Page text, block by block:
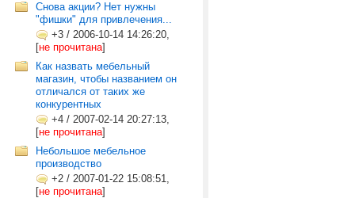
Снова акции? Нет нужны
"фишки" для привлечения...
+3 / 2006-10-14 14:26:20,
[не прочитана]
Как назвать мебельный
магазин, чтобы названием он
отличался от таких же
конкурентных
+4 / 2007-02-14 20:27:13,
[не прочитана]
Небольшое мебельное
производство
+2 / 2007-01-22 15:08:51,
[не прочитана]